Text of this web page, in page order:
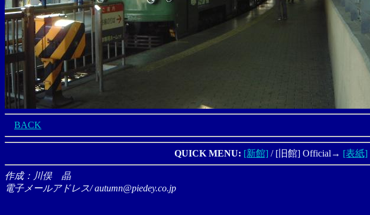
BACK
QUICK MENU: [新館] / [旧館] Official→ [表紙]
作成：川俣 晶
電子メールアドレス/ autumn@piedey.co.jp